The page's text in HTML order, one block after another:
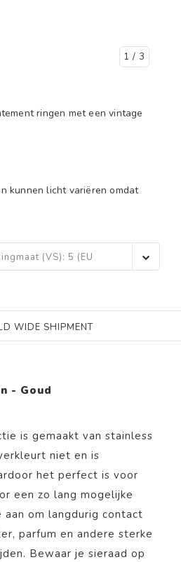
1 / 3
ringen met een vintage
kunnen licht variëren omdat
(VS): 5 (EU
WIDE SHIPMENT
- Goud
is gemaakt van stainless
niet en is
het perfect is voor
een zo lang mogelijke
om langdurig contact
parfum en andere sterke
Bewaar je sieraad op